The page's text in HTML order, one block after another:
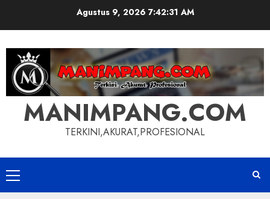
Agustus 9, 2026 7:42:32 AM
MANIMPANG.COM
TERKINI,AKURAT,PROFESIONAL
Primary
Menu